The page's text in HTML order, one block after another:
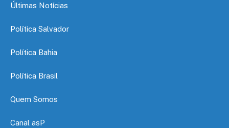
Últimas Notícias
Política Salvador
Política Bahia
Política Brasil
Quem Somos
Canal asP